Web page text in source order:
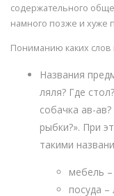
содержательного
намного позже и
Пониманию каких слов
Названия
ляля? Где
собачка ав-
рыбки?». При
такими
мебель
посуда